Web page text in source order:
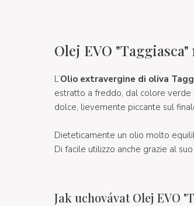
Olej EVO
L’Olio extravergine di oliva
estratto a freddo, dal colore
dolce, lievemente piccante sul
Dieteticamente un olio molto
Di facile utilizzo anche grazie al suo
Jak uchovávat Olej EVO